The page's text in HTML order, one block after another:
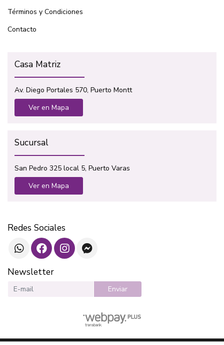
Términos y Condiciones
Contacto
Casa Matriz
Av. Diego Portales 570, Puerto Montt
Ver en Mapa
Sucursal
San Pedro 325 local 5, Puerto Varas
Ver en Mapa
Redes Sociales
Newsletter
Enviar